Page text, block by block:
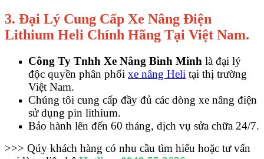
3. Đại Lý Cung Cấp Xe Nâng Điện
Lithium Heli Chính Hãng Tại Việt Nam.
Công Ty Tnhh Xe Nâng Bình Minh là đại lý
độc quyền phân phối xe nâng Heli tại thị trường
Việt Nam.
Chúng tôi cung cấp đầy đủ các dòng xe nâng điện
sử dụng pin lithium.
Bảo hành lên đến 60 tháng, dịch vụ sửa chữa 24/7.
>>> Qúy khách hàng có nhu cầu tìm hiểu hoặc tư vấn